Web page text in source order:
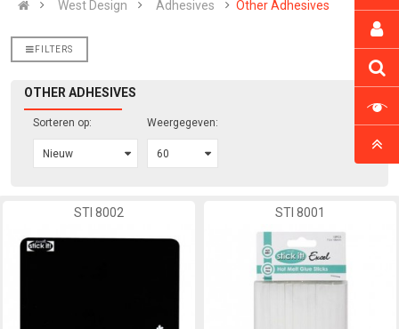
West Design Adhesives Other Adhesives
FILTERS
OTHER ADHESIVES
Sorteren op: Weergegeven:
STI 8002 STI 8001